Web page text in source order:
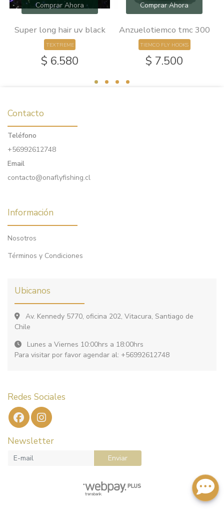
Comprar Ahora
Super long hair uv black
TEXTREME
$ 6.580
Comprar Ahora
Anzuelotiemco tmc 300
TIEMCO FLY HOOKS
$ 7.500
Contacto
Teléfono
+56992612748
Email
contacto@onaflyfishing.cl
Información
Nosotros
Términos y Condiciones
Ubicanos
Av. Kennedy 5770, oficina 202, Vitacura, Santiago de
Chile
Lunes a Viernes 10:00hrs a 18:00hrs
Para visitar por favor agendar al: +56992612748
Redes Sociales
Newsletter
Enviar